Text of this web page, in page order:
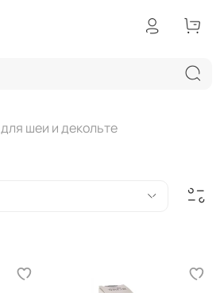
для шеи и декольте